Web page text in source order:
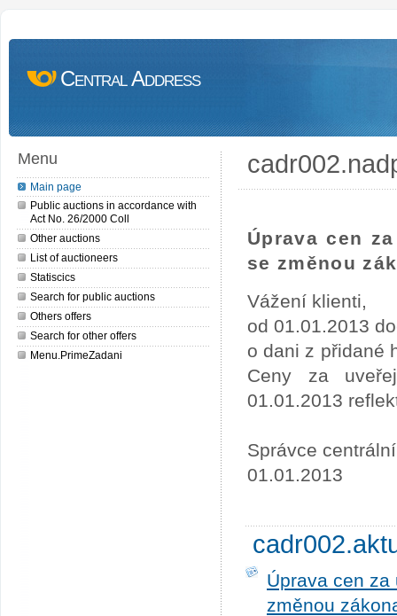
Central Address
Menu
Main page
Public auctions in accordance with
Act No. 26/2000 Coll
Other auctions
List of auctioneers
Statiscics
Search for public auctions
Others offers
Search for other offers
Menu.PrimeZadani
Úprava cen
se změnou
Vážení klienti,
od 01.01.2013
o dani z přidané
Ceny za
01.01.2013
Správce
01.01.2013
Úprava cen
změnou